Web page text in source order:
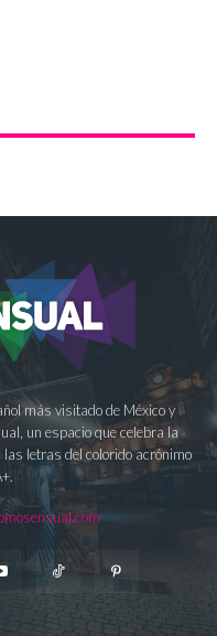
más visitado de México y
un espacio que celebra la
letras del colorido acrónimo